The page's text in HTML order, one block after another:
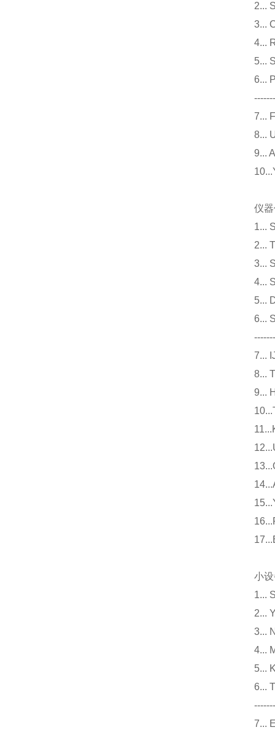
2...
3...
4...
5...
6...
7...
8...
9...
仪
1...
2...
3...
4...
5...
6...
7...
8...
9...
小
1...
2...
3...
4...
5...
6...
7...